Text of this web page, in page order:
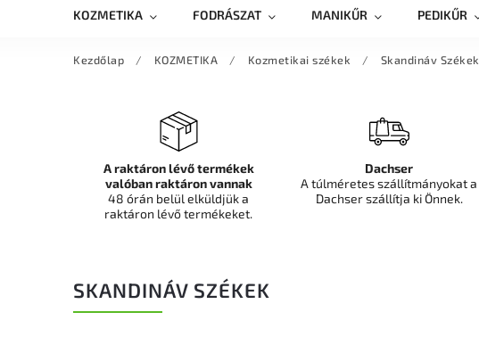
KOZMETIKA FODRÁSZAT MANIKŰR PEDIKŰR
Kezdőlap / KOZMETIKA / Kozmetikai székek / Skandináv Székek
SKANDINÁV SZÉKEK
A raktáron lévő termékek
valóban raktáron vannak
48 órán belül elküldjük a
raktáron lévő termékeket.
Dachser
A túlméretes szállítmányokat a
Dachser szállítja ki Önnek.